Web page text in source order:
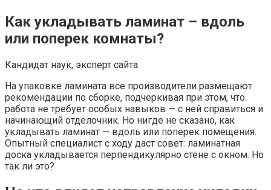
Как укладывать ламинат – вдоль
или поперек комнаты?
Кандидат наук, эксперт сайта.
На упаковке ламината все производители размещают
рекомендации по сборке, подчеркивая при этом, что
работа не требует особых навыков — с ней справиться и
начинающий отделочник. Но нигде не сказано, как
укладывать ламинат — вдоль или поперек помещения.
Опытный специалист с ходу даст совет: ламинатная
доска укладывается перпендикулярно стене с окном. Но
так ли это?